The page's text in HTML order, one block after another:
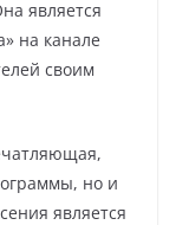
является
на канале
своим
но и
является